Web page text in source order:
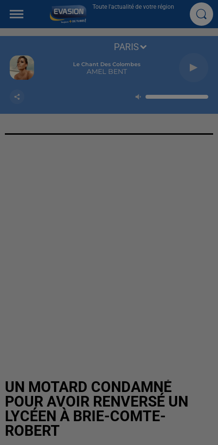
Toute l'actualité de votre région
Le Chant Des Colombes
AMEL BENT
PARIS
UN MOTARD CONDAMNÉ
POUR AVOIR RENVERSÉ UN
LYCÉEN À BRIE-COMTE-
ROBERT